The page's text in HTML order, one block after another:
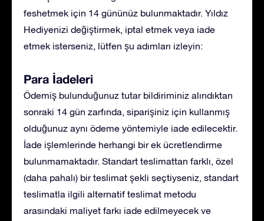
feshetmek için 14 gününüz bulunmaktadır. Yıldız
Hediyenizi değiştirmek, iptal etmek veya iade
etmek isterseniz, lütfen şu adımları izleyin:
Para İadeleri
Ödemiş bulunduğunuz tutar bildiriminiz alındıktan
sonraki 14 gün zarfında, siparişiniz için kullanmış
olduğunuz aynı ödeme yöntemiyle iade edilecektir.
İade işlemlerinde herhangi bir ek ücretlendirme
bulunmamaktadır. Standart teslimattan farklı, özel
(daha pahalı) bir teslimat şekli seçtiyseniz, standart
teslimatla ilgili alternatif teslimat metodu
arasındaki maliyet farkı iade edilmeyecek ve